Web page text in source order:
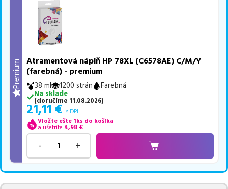
Premium
Atramentová náplň HP 78XL (C6578AE) C/M/Y
(farebná) - premium
38 ml 1200 strán
Farebná
Na sklade
(doručíme 11.08.2026)
21,11 € s DPH
Vložte ešte 1ks do košíka
a ušetríte 4,98 €
- +